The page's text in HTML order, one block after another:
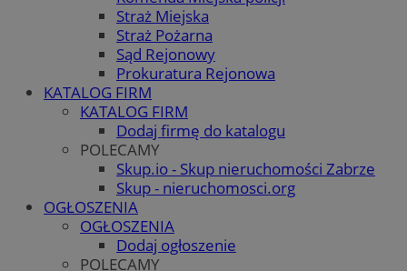
Straż Miejska
Straż Pożarna
Sąd Rejonowy
Prokuratura Rejonowa
KATALOG FIRM
KATALOG FIRM
Dodaj firmę do katalogu
POLECAMY
Skup.io - Skup nieruchomości Zabrze
Skup - nieruchomosci.org
OGŁOSZENIA
OGŁOSZENIA
Dodaj ogłoszenie
POLECAMY